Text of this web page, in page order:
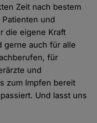
Zeit nach bestem
und
die eigene Kraft
gerne auch für alle
für
und
zum Impfen bereit
Und lasst uns